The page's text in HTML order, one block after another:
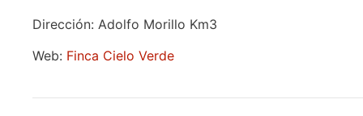
Dirección: Adolfo Morillo Km3
Web: Finca Cielo Verde